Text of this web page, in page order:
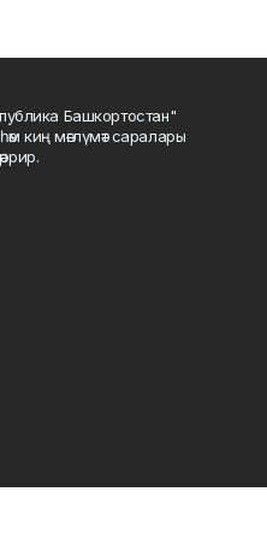
Башкортостан"
киң мәғлүмәт саралары